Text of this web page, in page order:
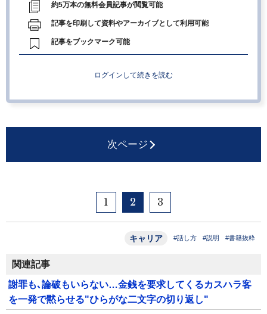
約5万本の無料会員記事が閲覧可能
記事を印刷して資料やアーカイブとして利用可能
記事をブックマーク可能
ログインして続きを読む
次ページ
1 2 3
キャリア #話し方 #説明 #書籍抜粋
関連記事
謝罪も､論破もいらない…金銭を要求してくるカスハラ客
を一発で黙らせる"ひらがな二文字の切り返し"